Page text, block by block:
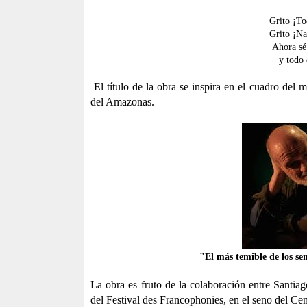
Grito
Grito
Ahora
y todo
El título de la obra se inspira en el cuadro del
del Amazonas.
"El más temible de los
La obra es fruto de la colaboración entre
del Festival des Francophonies, en el seno del